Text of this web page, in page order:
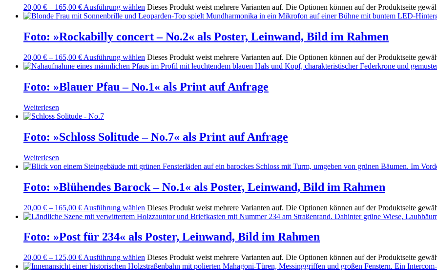
20,00 € – 165,00 € Ausführung wählen Dieses Produkt weist mehrere Varianten auf. Die Optionen können auf der Produktseite
Foto: »Rockabilly concert – No.2« als Poster, Leinwand, Bild im Rahmen
20,00 € – 165,00 € Ausführung wählen Dieses Produkt weist mehrere Varianten auf. Die Optionen können auf der Produktseite
Foto: »Blauer Pfau – No.1« als Print auf Anfrage
Weiterlesen
Foto: »Schloss Solitude – No.7« als Print auf Anfrage
Weiterlesen
Foto: »Blühendes Barock – No.1« als Poster, Leinwand, Bild im Rahmen
20,00 € – 165,00 € Ausführung wählen Dieses Produkt weist mehrere Varianten auf. Die Optionen können auf der Produktseite
Foto: »Post für 234« als Poster, Leinwand, Bild im Rahmen
20,00 € – 125,00 € Ausführung wählen Dieses Produkt weist mehrere Varianten auf. Die Optionen können auf der Produktseite